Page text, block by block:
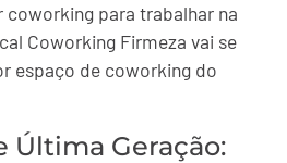
coworking para trabalhar na
Coworking Firmeza vai se
espaço de coworking do
Última Geração: